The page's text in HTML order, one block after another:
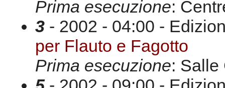
Prima esecuzione:
3 - 2002 - 04:00 -
per Flauto e Fagotto
Prima esecuzione: Salle